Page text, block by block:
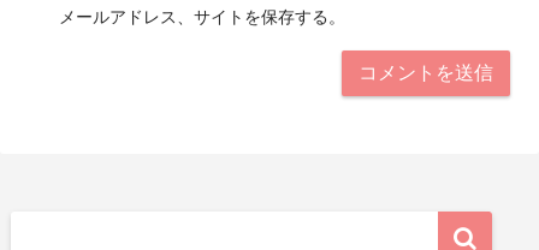
メールアドレス、サイトを保存する。